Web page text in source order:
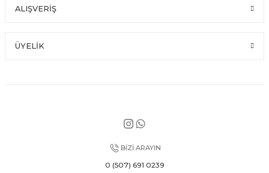
ALIŞVERİŞ
ÜYELİK
BİZİ ARAYIN
0 (507) 691 0239